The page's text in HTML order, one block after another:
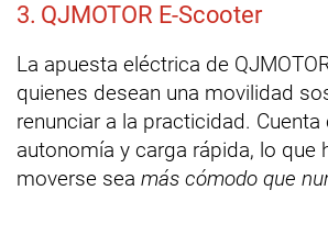
3. QJMOTOR E-Scooter
La apuesta eléctrica de
quienes desean una movilidad
renunciar a la practicidad. Cuenta
autonomía y carga rápida, lo que
moverse sea más cómodo que